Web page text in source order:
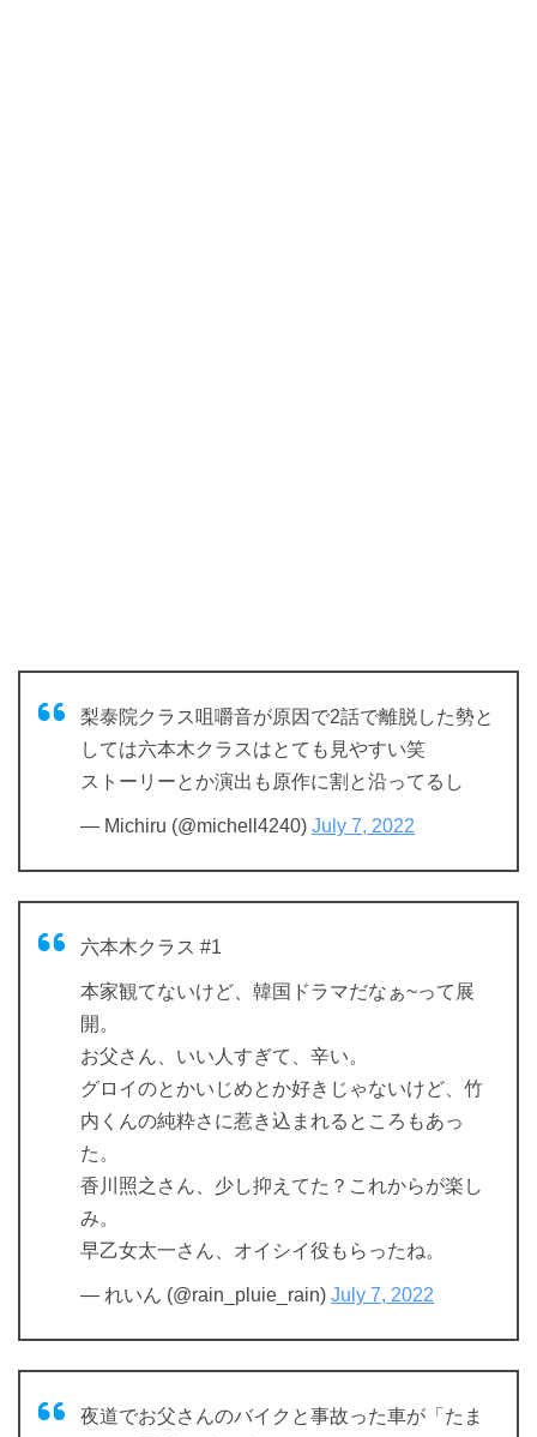
梨泰院クラス咀嚼音が原因で2話で離脱した勢と
しては六本木クラスはとても見やすい笑
ストーリーとか演出も原作に割と沿ってるし
— Michiru (@michell4240) July 7, 2022
六本木クラス #1
本家観てないけど、韓国ドラマだなぁ~って展
開。
お父さん、いい人すぎて、辛い。
グロイのとかいじめとか好きじゃないけど、竹
内くんの純粋さに惹き込まれるところもあっ
た。
香川照之さん、少し抑えてた？これからが楽し
み。
早乙女太一さん、オイシイ役もらったね。
— れいん (@rain_pluie_rain) July 7, 2022
夜道でお父さんのバイクと事故った車が「たま